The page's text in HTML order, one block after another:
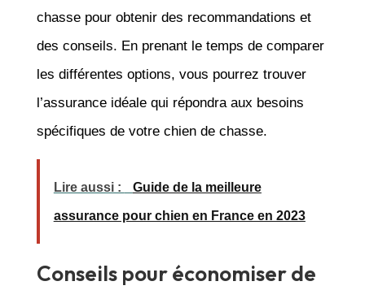
chasse pour obtenir des recommandations et
des conseils. En prenant le temps de comparer
les différentes options, vous pourrez trouver
l’assurance idéale qui répondra aux besoins
spécifiques de votre chien de chasse.
Lire aussi : Guide de la meilleure
assurance pour chien en France en 2023
Conseils pour économiser de